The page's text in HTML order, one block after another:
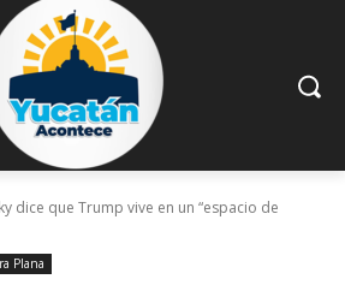
dice que Trump vive en un “espacio de
Plana